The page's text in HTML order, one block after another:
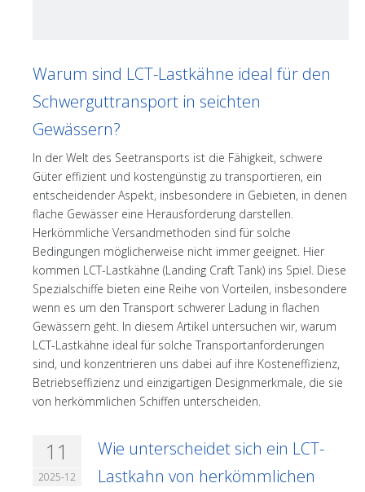
Warum sind LCT-Lastkähne ideal für den
Schwerguttransport in seichten
Gewässern?
In der Welt des Seetransports ist die Fähigkeit, schwere
Güter effizient und kostengünstig zu transportieren, ein
entscheidender Aspekt, insbesondere in Gebieten, in denen
flache Gewässer eine Herausforderung darstellen.
Herkömmliche Versandmethoden sind für solche
Bedingungen möglicherweise nicht immer geeignet. Hier
kommen LCT-Lastkähne (Landing Craft Tank) ins Spiel. Diese
Spezialschiffe bieten eine Reihe von Vorteilen, insbesondere
wenn es um den Transport schwerer Ladung in flachen
Gewässern geht. In diesem Artikel untersuchen wir, warum
LCT-Lastkähne ideal für solche Transportanforderungen
sind, und konzentrieren uns dabei auf ihre Kosteneffizienz,
Betriebseffizienz und einzigartigen Designmerkmale, die sie
von herkömmlichen Schiffen unterscheiden.
11
2025-12
Wie unterscheidet sich ein LCT-
Lastkahn von herkömmlichen